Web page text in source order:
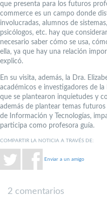
que presenta para los futuros
commerce es un campo donde
involucradas, alumnos de
psicólogos, etc. hay que
necesario saber cómo se usa,
ella, ya que hay una relación
explicó.
En su visita, además, la Dra.
académicos e investigadores de
que se plantearon inquietudes y
además de plantear temas
de Información y Tecnologías,
participa como profesora guía.
COMPARTIR LA NOTICIA A TRAVÉS DE:
Enviar a un amigo
2 comentarios